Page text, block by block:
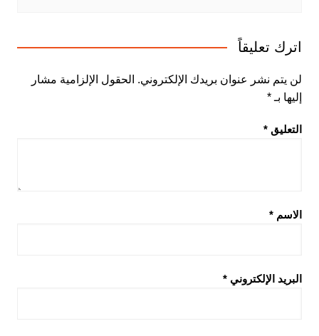
اترك تعليقاً
لن يتم نشر عنوان بريدك الإلكتروني. الحقول الإلزامية مشار
إليها بـ *
التعليق *
الاسم *
البريد الإلكتروني *